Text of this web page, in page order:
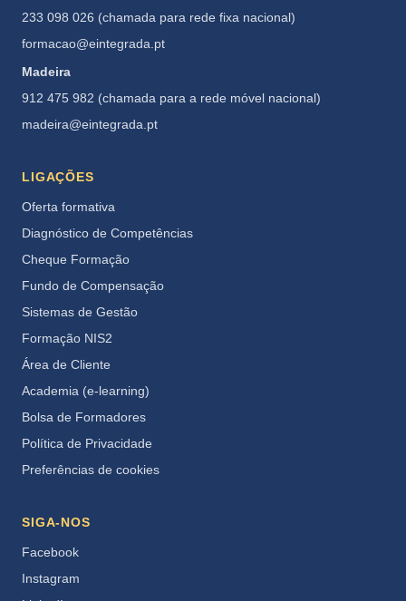
233 098 026 (chamada para rede fixa nacional)
formacao@eintegrada.pt
Madeira
912 475 982 (chamada para a rede móvel nacional)
madeira@eintegrada.pt
LIGAÇÕES
Oferta formativa
Diagnóstico de Competências
Cheque Formação
Fundo de Compensação
Sistemas de Gestão
Formação NIS2
Área de Cliente
Academia (e-learning)
Bolsa de Formadores
Política de Privacidade
Preferências de cookies
SIGA-NOS
Facebook
Instagram